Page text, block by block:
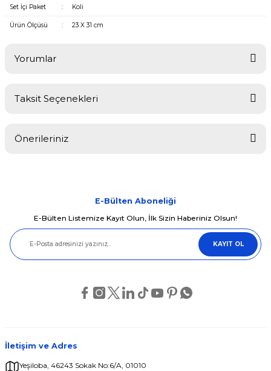
Set İçi Paket : Koli
Ürün Ölçüsü : 23 X 31 cm
Yorumlar
Taksit Seçenekleri
Önerileriniz
Görüş ve önerileriniz için teşekkür ederiz.
Ürün resmi kalitesiz, bozuk veya görüntülenemiyor.
Ürün açıklamasında eksik bilgiler bulunuyor.
Bu ürüne benzer farklı alternatifler olmalı.
E-Bülten Aboneliği
E-Bülten Listemize Kayıt Olun, İlk Sizin Haberiniz Olsun!
KAYIT OL
İletişim ve Adres
Yeşiloba, 46243 Sokak No:6/A, 01010